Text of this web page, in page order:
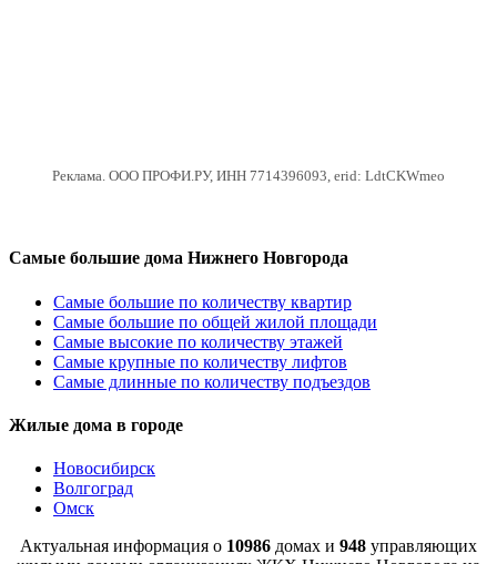
Реклама. ООО ПРОФИ.РУ, ИНН 7714396093, erid: LdtCKWmeo
Самые большие дома Нижнего Новгорода
Самые большие по количеству квартир
Самые большие по общей жилой площади
Самые высокие по количеству этажей
Самые крупные по количеству лифтов
Самые длинные по количеству подъездов
Жилые дома в городе
Новосибирск
Волгоград
Омск
Актуальная информация о 10986 домах и 948 управляющих